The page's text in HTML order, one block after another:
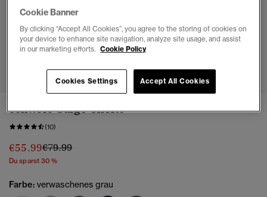
Schwere Cargo-Shorts
(10)
€55.99Preis wurde reduziert von
€79.99bis
Du sparst 30 %
Farbe: verwaschenes grau
Cookie Banner
By clicking “Accept All Cookies”, you agree to the storing of cookies on
your device to enhance site navigation, analyze site usage, and assist
in our marketing efforts. Cookie Policy
Accept All Cookies
Cookies Settings